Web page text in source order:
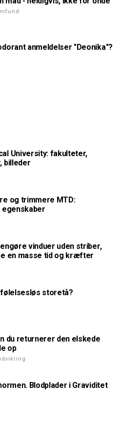
anmeldelser "Deonika"?
University: fakulteter,
billeder
og trimmere MTD:
vinduer uden striber,
en masse tid og kræfter
storetå?
du returnerer den elskede
op
Blodplader i Graviditet